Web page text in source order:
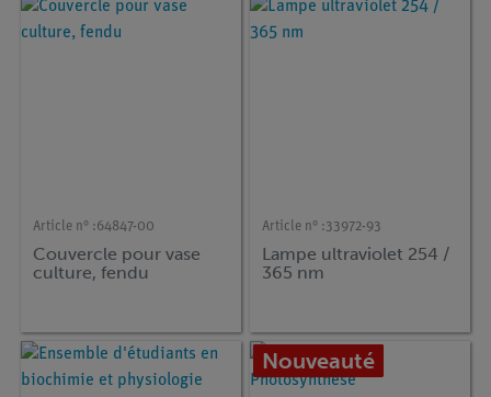
Article n° :64847-00
Couvercle pour vase
culture, fendu
Article n° :33972-93
Lampe ultraviolet 254 /
365 nm
Nouveauté